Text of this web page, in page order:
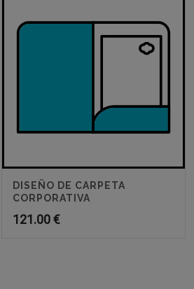
DISEÑO DE CARPETA
CORPORATIVA
121.00€